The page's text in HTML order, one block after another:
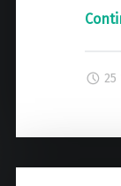
25